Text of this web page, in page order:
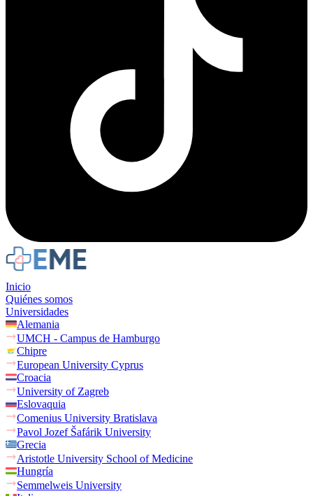
Inicio
Quiénes somos
Universidades
Alemania
UMCH - Campus de Hamburgo
Chipre
European University Cyprus
Croacia
University of Zagreb
Eslovaquia
Comenius University Bratislava
Pavol Jozef Šafárik University
Grecia
Aristotle University School of Medicine
Hungría
Semmelweis University